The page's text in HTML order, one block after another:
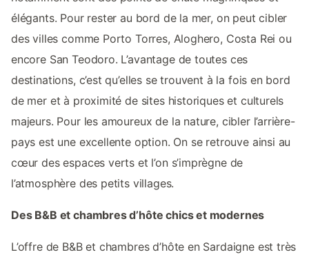
élégants. Pour rester au bord de la mer, on peut cibler
des villes comme Porto Torres, Aloghero, Costa Rei ou
encore San Teodoro. L’avantage de toutes ces
destinations, c’est qu’elles se trouvent à la fois en bord
de mer et à proximité de sites historiques et culturels
majeurs. Pour les amoureux de la nature, cibler l’arrière-
pays est une excellente option. On se retrouve ainsi au
cœur des espaces verts et l’on s’imprègne de
l’atmosphère des petits villages.
Des B&B et chambres d’hôte chics et modernes
L’offre de B&B et chambres d’hôte en Sardaigne est très